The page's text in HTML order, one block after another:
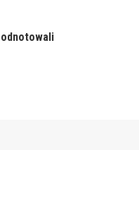
odnotowali